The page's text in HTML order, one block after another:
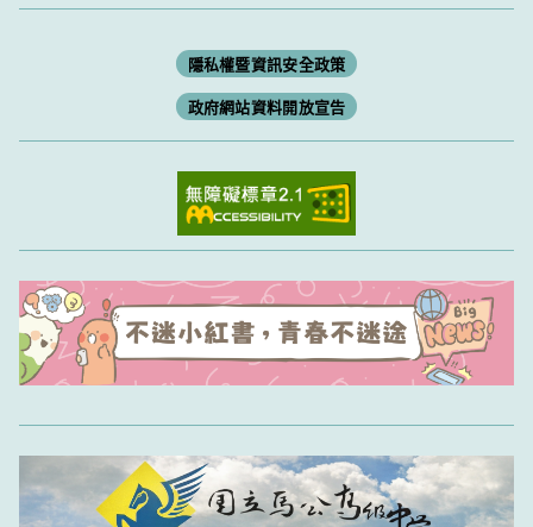
隱私權暨資訊安全政策
政府網站資料開放宣告